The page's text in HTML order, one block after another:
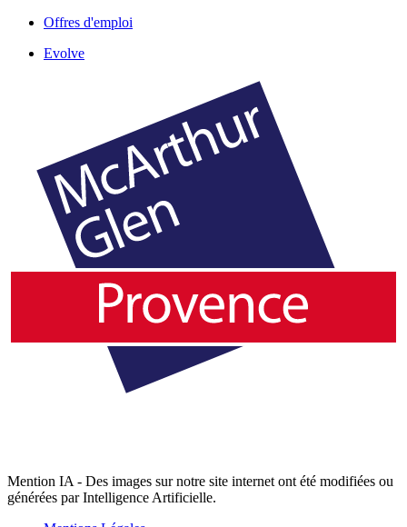
Offres d'emploi
Evolve
Mention IA - Des images sur notre site internet ont été modifiées ou
générées par Intelligence Artificielle.